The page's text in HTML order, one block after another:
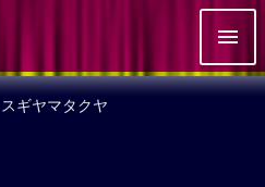
ギヤマタクヤ